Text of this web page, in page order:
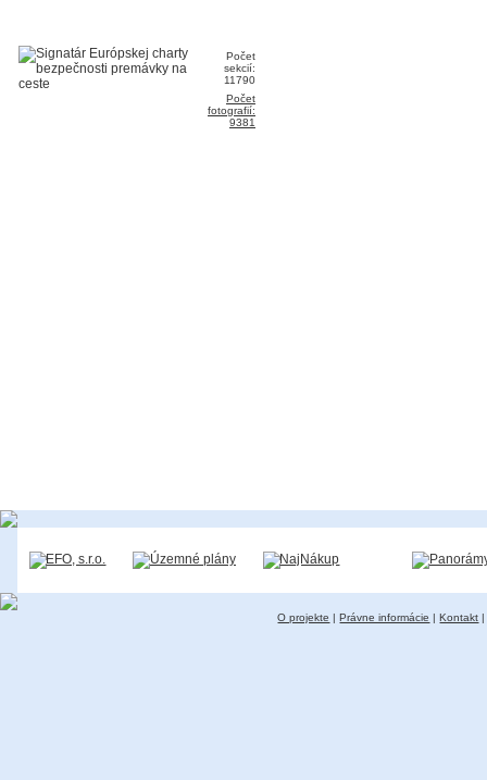
Počet
sekcií:
11790
Počet
fotografií:
9381
O projekte |Právne informácie |Kontakt